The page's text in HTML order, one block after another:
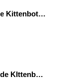
Utiliza la consola Mewbit de Kittenbot para llevar tus juegos arcade de MakeCode a tu mano
Utiliza la consola Meowbit de KIttenbot para jugar con tus programas MakeCode Arcade